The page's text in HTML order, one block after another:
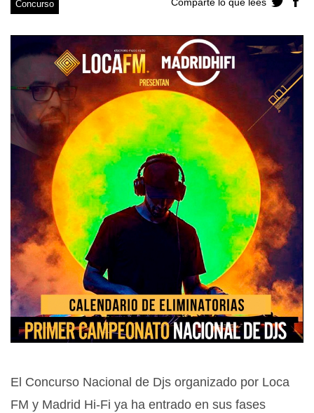
Concurso Comparte lo que lees
El Concurso Nacional de Djs organizado por Loca
FM y Madrid Hi-Fi ya ha entrado en sus fases